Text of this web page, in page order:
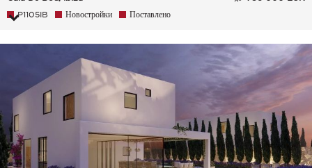
P1105IB
Новостройки Поставлено